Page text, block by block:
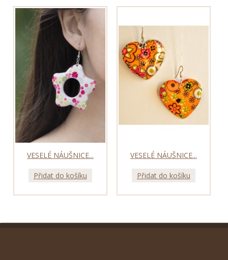
VESELÉ NÁUŠNICE...
Přidat do košíku
VESELÉ NÁUŠNICE...
Přidat do košíku